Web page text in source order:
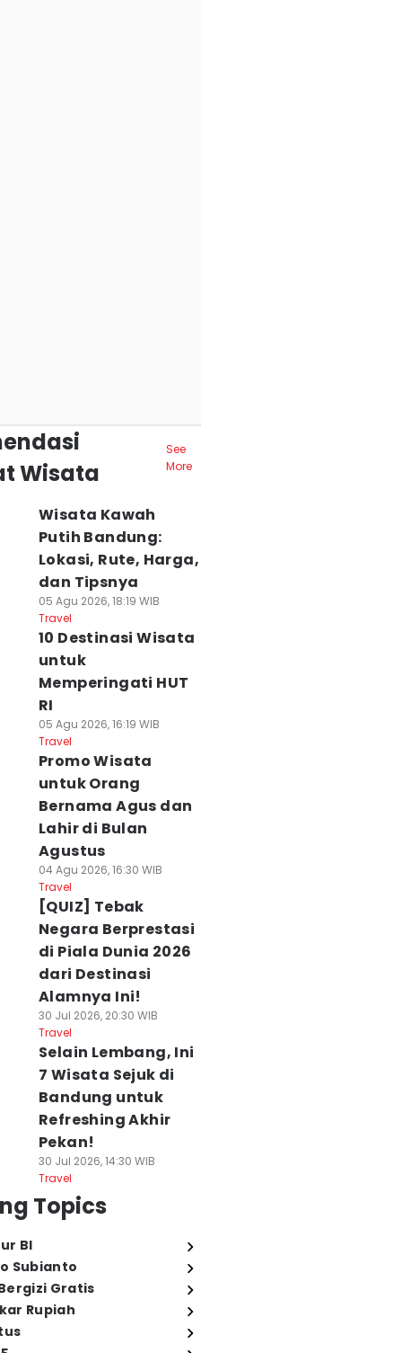
Wisata
See
More
Wisata Kawah
Putih Bandung:
Lokasi, Rute, Harga,
dan Tipsnya
05 Agu 2026, 18:19 WIB
Travel
10 Destinasi Wisata
untuk
Memperingati HUT
RI
05 Agu 2026, 16:19 WIB
Travel
Promo Wisata
untuk Orang
Bernama Agus dan
Lahir di Bulan
Agustus
04 Agu 2026, 16:30 WIB
Travel
[QUIZ] Tebak
Negara Berprestasi
di Piala Dunia 2026
dari Destinasi
Alamnya Ini!
30 Jul 2026, 20:30 WIB
Travel
Selain Lembang, Ini
7 Wisata Sejuk di
Bandung untuk
Refreshing Akhir
Pekan!
30 Jul 2026, 14:30 WIB
Travel
Topics
BI
Subianto
Gratis
Rupiah